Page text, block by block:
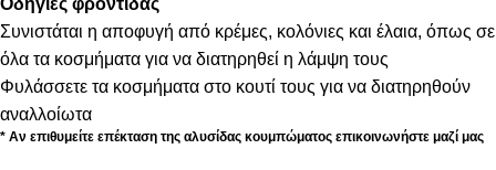
Οδηγίες φροντίδας
Συνιστάται η αποφυγή από κρέμες, κολόνιες και έλαια, όπως σε
όλα τα κοσμήματα για να διατηρηθεί η λάμψη τους
Φυλάσσετε τα κοσμήματα στο κουτί τους για να διατηρηθούν
αναλλοίωτα
* Αν επιθυμείτε επέκταση της αλυσίδας κουμπώματος επικοινωνήστε μαζί μας